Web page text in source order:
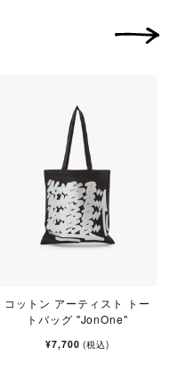
コットン アーティスト トー
トバッグ "JonOne"
¥7,700(税込)
次の画像